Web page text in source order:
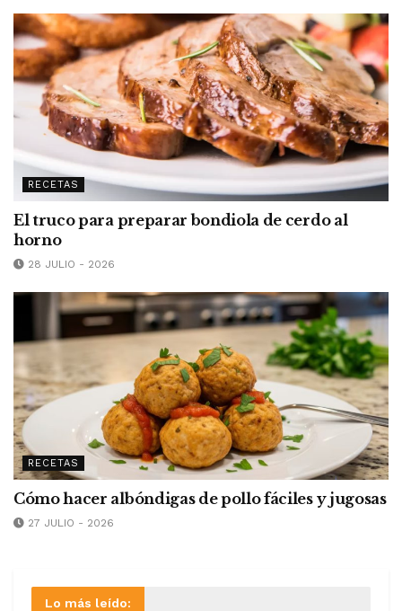
RECETAS
El truco para preparar bondiola de cerdo al
horno
28 JULIO - 2026
RECETAS
Cómo hacer albóndigas de pollo fáciles y jugosas
27 JULIO - 2026
Lo más leído: